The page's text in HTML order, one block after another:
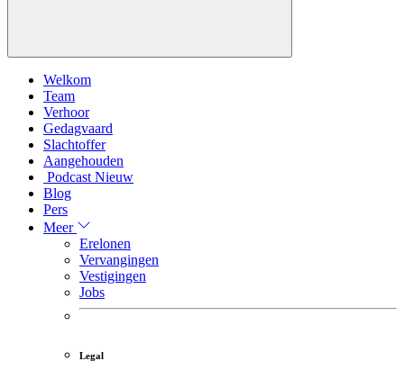
Welkom
Team
Verhoor
Gedagvaard
Slachtoffer
Aangehouden
Podcast Nieuw
Blog
Pers
Meer
Erelonen
Vervangingen
Vestigingen
Jobs
Legal